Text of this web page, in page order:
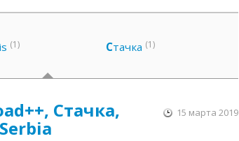
(1) Стачка (1)
Стачка, 15 марта 2019